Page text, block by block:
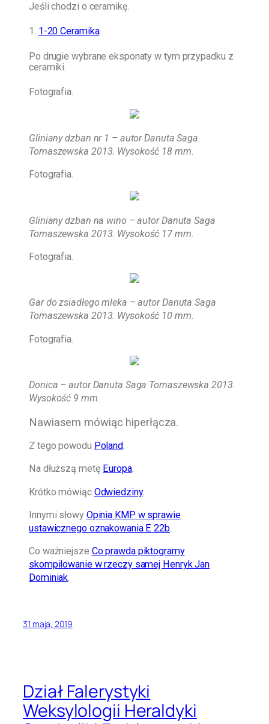
Jeśli chodzi o ceramikę.
1. 1-20 Ceramika.
Po drugie wybrane eksponaty w tym przypadku z
ceramiki.
Fotografia.
Gliniany dzban nr 1 – autor Danuta Saga
Tomaszewska 2013. Wysokość 18 mm.
Fotografia.
Gliniany dzban na wino – autor Danuta Saga
Tomaszewska 2013. Wysokość 17 mm.
Fotografia.
Gar do zsiadłego mleka – autor Danuta Saga
Tomaszewska 2013. Wysokość 10 mm.
Fotografia.
Donica – autor Danuta Saga Tomaszewska 2013.
Wysokość 9 mm.
Nawiasem mówiąc hiperłącza.
Z tego powodu Poland.
Na dłuższą metę Europa.
Krótko mówiąc Odwiedziny.
Innymi słowy Opinia KMP w sprawie
ustawicznego oznakowania E 22b.
Co ważniejsze Co prawda piktogramy
skompilowanie w rzeczy samej Henryk Jan
Dominiak.
31 maja, 2019
Dział Falerystyki
Weksylologii Heraldyki